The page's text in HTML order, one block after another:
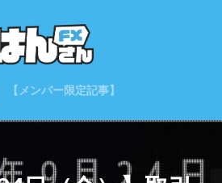
【メンバー限定記事】